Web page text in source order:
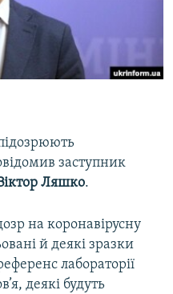
заступник
Ляшко.
на коронавірусну
й деякі зразки
лабораторії
деякі будуть